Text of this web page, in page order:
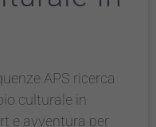
APS ricerca
culturale in
e avventura per